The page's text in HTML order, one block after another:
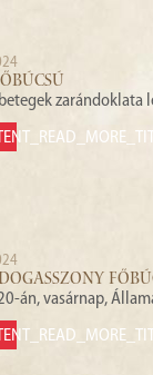
zarándoklata
án, vasárnap,